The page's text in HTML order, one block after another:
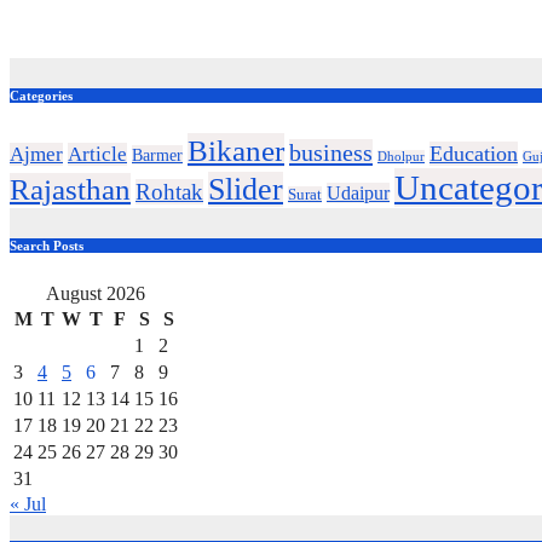
Categories
Ajmer Article Barmer Bikanerbusiness Dholpur Education
Rajasthan Rohtak Slider Surat Udaipur
Search Posts
August 2026
M T W T F S
S
1
2
3
4 5 6 7 8
9
10 11 12 13 14 15 16
17 18 19 20 21 22 23
24 25 26 27 28 29 30
31
« Jul